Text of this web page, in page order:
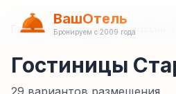
ВашОтель
Бронируем с 2009 года
Главная / Гостиницы / Россия
Гостиницы
29 вариантов размещения